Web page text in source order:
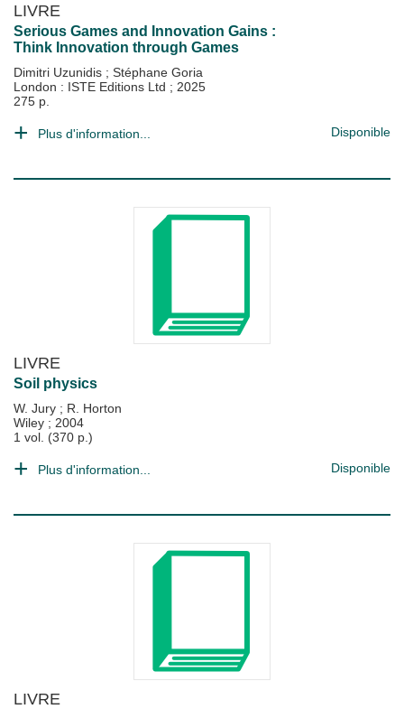
LIVRE
Serious Games and Innovation Gains :
Think Innovation through Games
Dimitri Uzunidis ; Stéphane Goria
London : ISTE Editions Ltd ; 2025
275 p.
Plus d'information... Disponible
LIVRE
Soil physics
W. Jury ; R. Horton
Wiley ; 2004
1 vol. (370 p.)
Plus d'information... Disponible
LIVRE